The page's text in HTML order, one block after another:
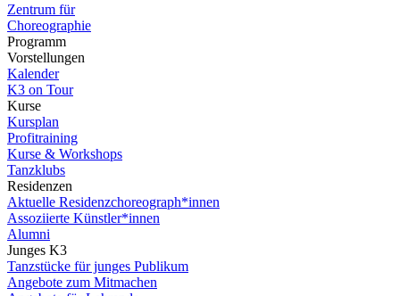
Zentrum für
Choreographie
Programm
Vorstellungen
Kalender
K3 on Tour
Kurse
Kursplan
Profitraining
Kurse & Workshops
Tanzklubs
Residenzen
Aktuelle Residenzchoreograph*innen
Assoziierte Künstler*innen
Alumni
Junges K3
Tanzstücke für junges Publikum
Angebote zum Mitmachen